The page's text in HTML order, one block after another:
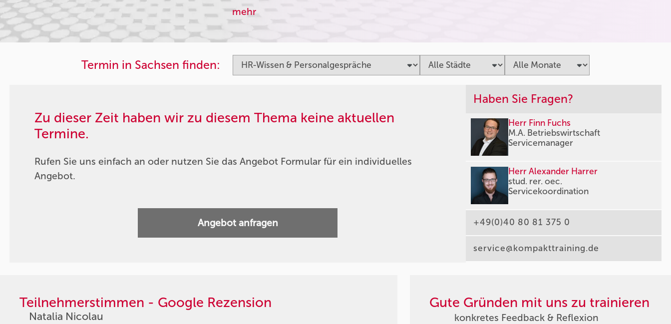
mehr
Termin in Sachsen finden:
Zu dieser Zeit haben wir zu diesem Thema keine aktuellen
Termine.
Rufen Sie uns einfach an oder nutzen Sie das Angebot Formular für ein individuelles
Angebot.
Angebot anfragen
Haben Sie Fragen?
Herr Finn Fuchs
M.A. Betriebswirtschaft
Servicemanager
Herr Alexander Harrer
stud. rer. oec.
Servicekoordination
+49(0)40 80 81 375 0
service@kompakttraining.de
Teilnehmerstimmen - Google Rezension
Natalia Nicolau
Gute Gründen mit uns zu trainieren
konkretes Feedback & Reflexion